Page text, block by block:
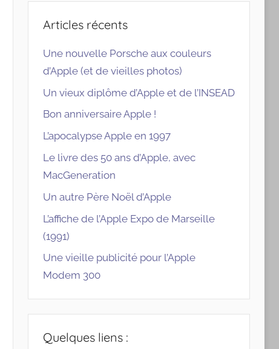
Articles récents
Une nouvelle Porsche aux couleurs
d’Apple (et de vieilles photos)
Un vieux diplôme d’Apple et de l’INSEAD
Bon anniversaire Apple !
L’apocalypse Apple en 1997
Le livre des 50 ans d’Apple, avec
MacGeneration
Un autre Père Noël d’Apple
L’affiche de l’Apple Expo de Marseille
(1991)
Une vieille publicité pour l’Apple
Modem 300
Quelques liens :